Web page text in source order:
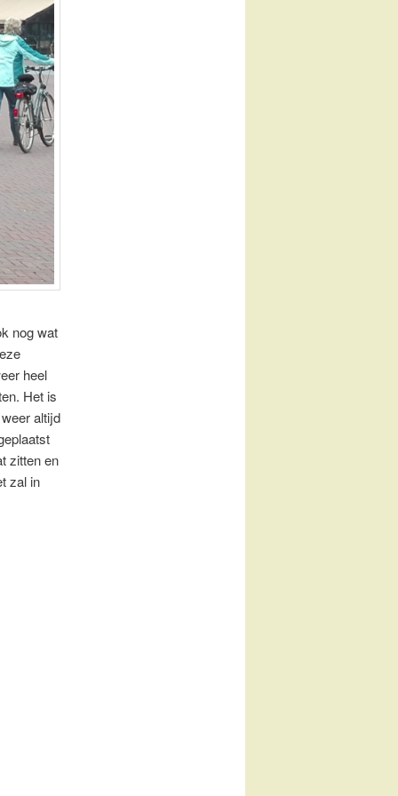
nog wat
heel
Het is
altijd
zitten en
zal in